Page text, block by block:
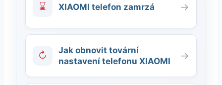
⌛ XIAOMI telefon zamrzá →
↻
Jak obnovit tovární
nastavení telefonu XIAOMI
→